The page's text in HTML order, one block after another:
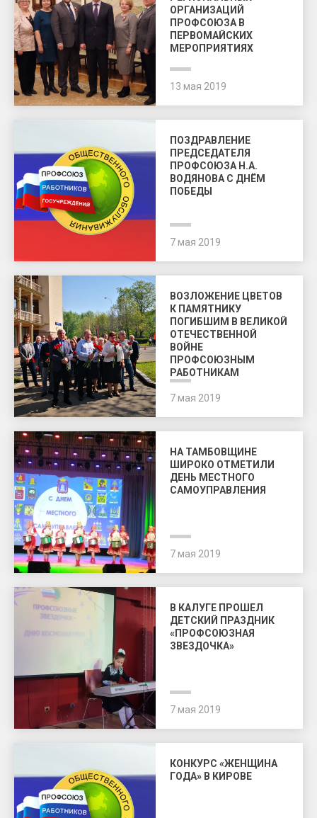
ОРГАНИЗАЦИЙ
ПРОФСОЮЗА В
ПЕРВОМАЙСКИХ
МЕРОПРИЯТИЯХ
13 мая 2019
ПОЗДРАВЛЕНИЕ
ПРЕДСЕДАТЕЛЯ
ПРОФСОЮЗА Н.А.
ВОДЯНОВА С ДНЁМ
ПОБЕДЫ
7 мая 2019
ВОЗЛОЖЕНИЕ ЦВЕТОВ
К ПАМЯТНИКУ
ПОГИБШИМ В ВЕЛИКОЙ
ОТЕЧЕСТВЕННОЙ
ВОЙНЕ
ПРОФСОЮЗНЫМ
РАБОТНИКАМ
7 мая 2019
НА ТАМБОВЩИНЕ
ШИРОКО ОТМЕТИЛИ
ДЕНЬ МЕСТНОГО
САМОУПРАВЛЕНИЯ
7 мая 2019
В КАЛУГЕ ПРОШЕЛ
ДЕТСКИЙ ПРАЗДНИК
«ПРОФСОЮЗНАЯ
ЗВЕЗДОЧКА»
7 мая 2019
КОНКУРС «ЖЕНЩИНА
ГОДА» В КИРОВЕ